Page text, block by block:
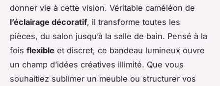
donner vie à cette vision. Véritable caméléon de
l’éclairage décoratif, il transforme toutes les
pièces, du salon jusqu’à la salle de bain. Pensé à la
fois flexible et discret, ce bandeau lumineux ouvre
un champ d’idées créatives illimité. Que vous
souhaitiez sublimer un meuble ou structurer vos